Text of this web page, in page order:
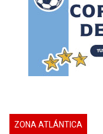
ZONA ATLÁNTICA